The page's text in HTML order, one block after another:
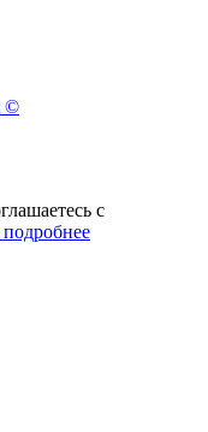
©
с
подробнее